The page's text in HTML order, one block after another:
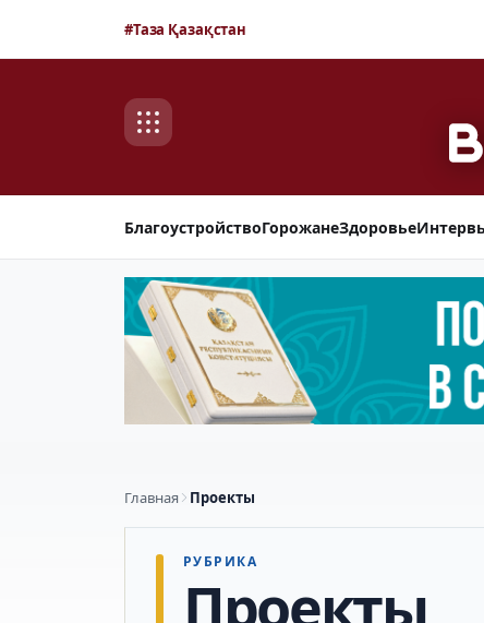
#Таза Қазақстан
БлагоустройствоГорожанеЗдоровье
Главная Проекты
РУБРИКА
Проекты